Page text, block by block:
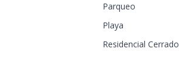
Parqueo
Playa
Residencial Cerrado